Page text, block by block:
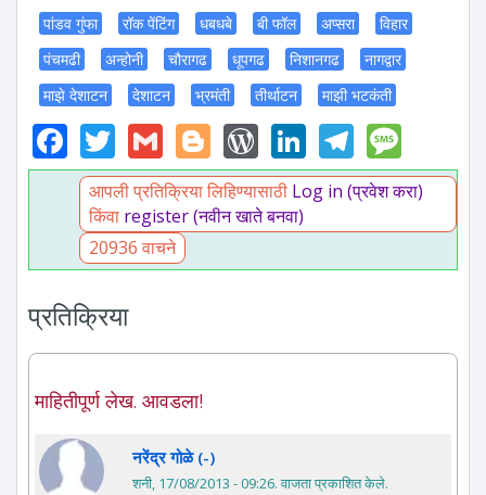
पांडव गुंफा
रॉक पेंटिंग धबधबे बी फॉल अप्सरा
विहार
पंचमढी
अन्होनी चौरागढ धूपगढ निशानगढ
नागद्वार
माझे देशाटन
देशाटन भ्रमंती तीर्थाटन माझी भटकंती
Facebook
Twitter
GmailBlogger
WordPress
LinkedIn
आपली प्रतिक्रिया लिहिण्यासाठी Log in (प्रवेश करा)
किंवा register (नवीन खाते बनवा)
20936 वाचने
प्रतिक्रिया
माहितीपूर्ण लेख. आवडला!
नरेंद्र गोळे (-)
शनी, 17/08/2013 - 09:26. वाजता प्रकाशित केले.